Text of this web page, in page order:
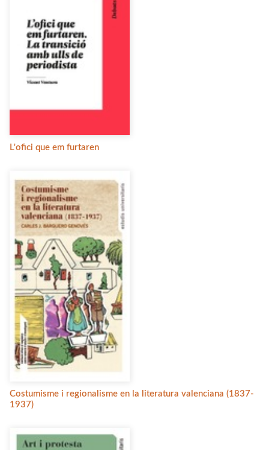
L'ofici que em furtaren
Costumisme i regionalisme en la literatura valenciana (1837-
1937)